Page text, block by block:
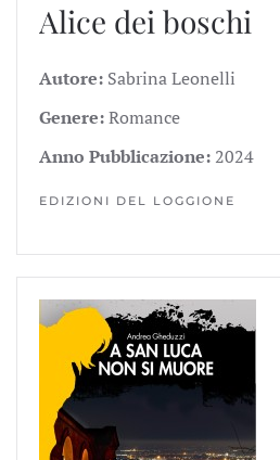
Alice dei boschi
Autore: Sabrina Leonelli
Genere:Romance
Anno Pubblicazione: 2024
EDIZIONI DEL LOGGIONE